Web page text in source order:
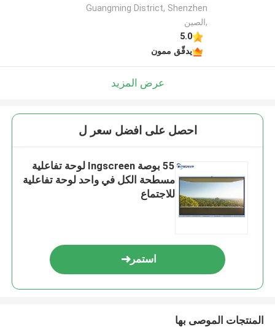
Guangming District, Shenzhen
,الصين
5.0
يدقّق ممون
عرض المزيد
احصل على افضل سعر ل
55 بوصة Ingscreen لوحة تفاعلية
مسطحة الكل في واحد لوحة تفاعلية
للاجتماع
استمر
المنتجات الموصى بها